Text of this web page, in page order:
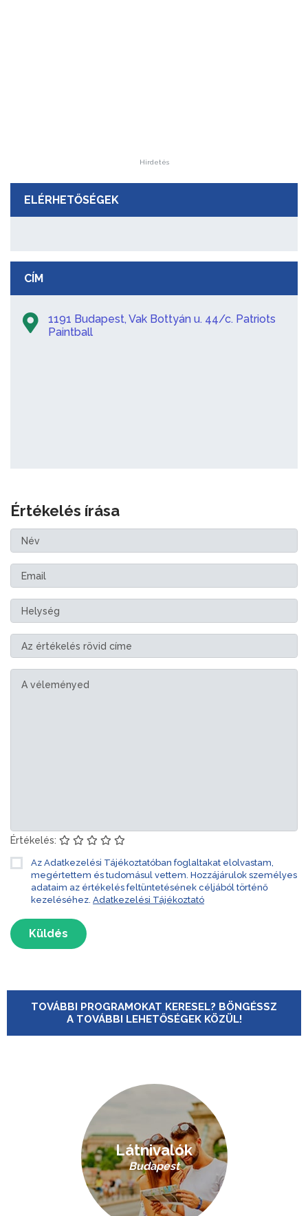
Hirdetés
ELÉRHETŐSÉGEK
CÍM
1191 Budapest, Vak Bottyán u. 44/c. Patriots
Paintball
Értékelés írása
Értékelés:
Az Adatkezelési Tájékoztatóban foglaltakat elolvastam,
megértettem és tudomásul vettem. Hozzájárulok személyes
adataim az értékelés feltüntetésének céljából történő
kezeléséhez. Adatkezelési Tájékoztató
Küldés
TOVÁBBI PROGRAMOKAT KERESEL? BÖNGÉSSZ
A TOVÁBBI LEHETŐSÉGEK KÖZÜL!
Látnivalók
Budapest